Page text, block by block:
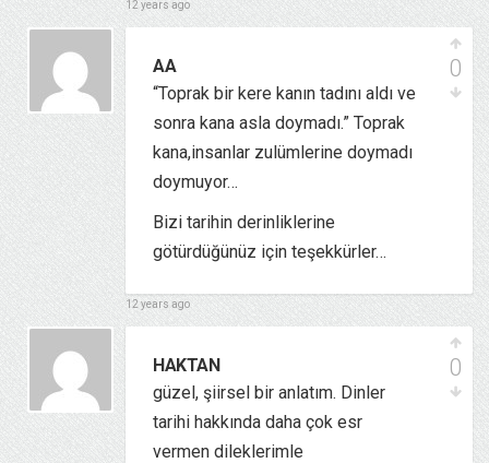
12 years ago
AA
“Toprak bir kere kanın tadını aldı ve
sonra kana asla doymadı.” Toprak
kana,insanlar zulümlerine doymadı
doymuyor…
Bizi tarihin derinliklerine
götürdüğünüz için teşekkürler…
0
12 years ago
HAKTAN
güzel, şiirsel bir anlatım. Dinler
tarihi hakkında daha çok esr
vermen dileklerimle
0